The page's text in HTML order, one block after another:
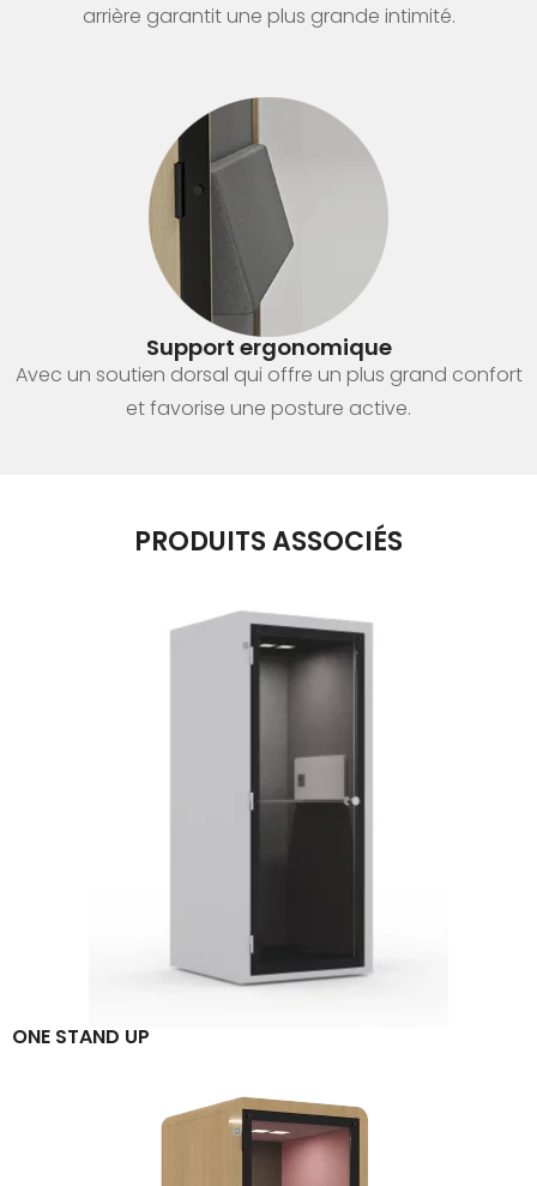
arrière garantit une plus grande intimité.
Support ergonomique
Avec un soutien dorsal qui offre un plus grand confort
et favorise une posture active.
PRODUITS ASSOCIÉS
ONE STAND UP